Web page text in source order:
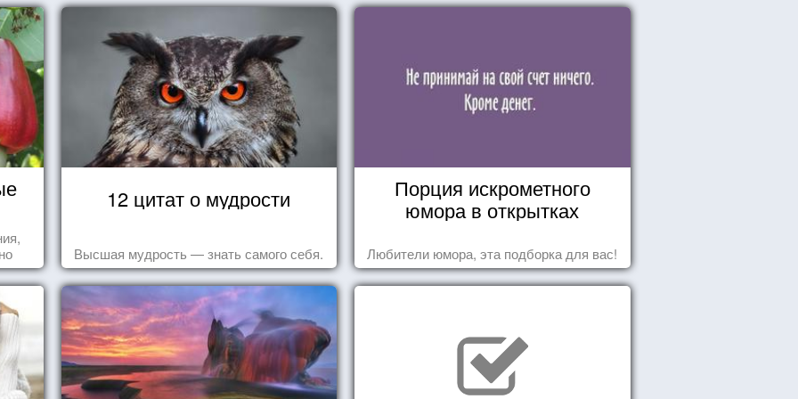
12 цитат о мудрости
Высшая мудрость — знать самого себя.
Порция искрометного
юмора в открытках
Любители юмора, эта подборка для вас!